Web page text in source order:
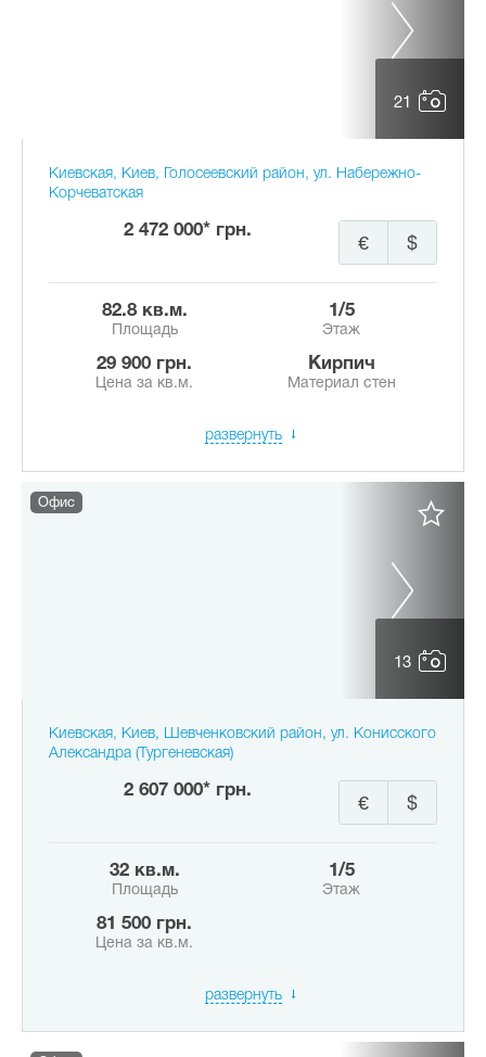
21
Киевская, Киев, Голосеевский район, ул. Набережно-
Корчеватская
2 472 000* грн.
$
€
82.8 кв.м.
Площадь
1/5
Этаж
29 900 грн.
Цена за кв.м.
Кирпич
Материал стен
развернуть
13
Офис
Киевская, Киев, Шевченковский район, ул. Конисского
Александра (Тургеневская)
2 607 000* грн.
$
€
32 кв.м.
Площадь
1/5
Этаж
81 500 грн.
Цена за кв.м.
развернуть